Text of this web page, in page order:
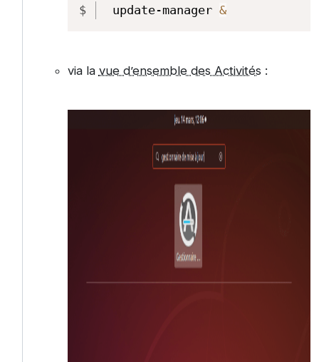
update-manager &
via la vue d’ensemble des Activités :